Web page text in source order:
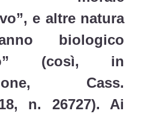
e altre natura
biologico
(così, in
Cass.
n. 26727). Ai